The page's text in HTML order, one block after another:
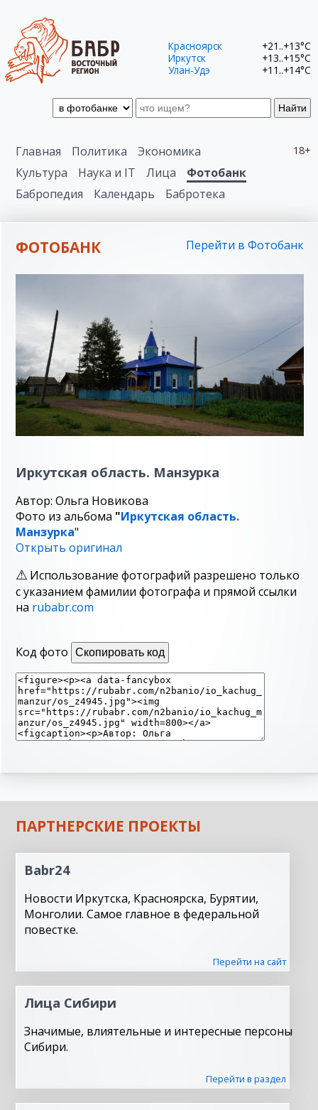
Найти
Красноярск
+21..+13°C
Иркутск
+13..+15°C
Улан-Удэ
+11..+14°C
18+
Главная Политика
Экономика
Культура
Наука и IT Лица
Фотобанк
Бабропедия
Календарь Бабротека
ФОТОБАНК Перейти в Фотобанк
Иркутская область. Манзурка
Автор: Ольга Новикова
Фото из альбома "Иркутская область.
Манзурка"
Открыть оригинал
Использование фотографий разрешено только
с указанием фамилии фотографа и прямой ссылки
на rubabr.com
Код фото Скопировать код
ПАРТНЕРСКИЕ ПРОЕКТЫ
Babr24
Новости Иркутска, Красноярска, Бурятии,
Монголии. Самое главное в федеральной
повестке.
Перейти на сайт
Лица Сибири
Значимые, влиятельные и интересные персоны
Сибири.
Перейти в раздел